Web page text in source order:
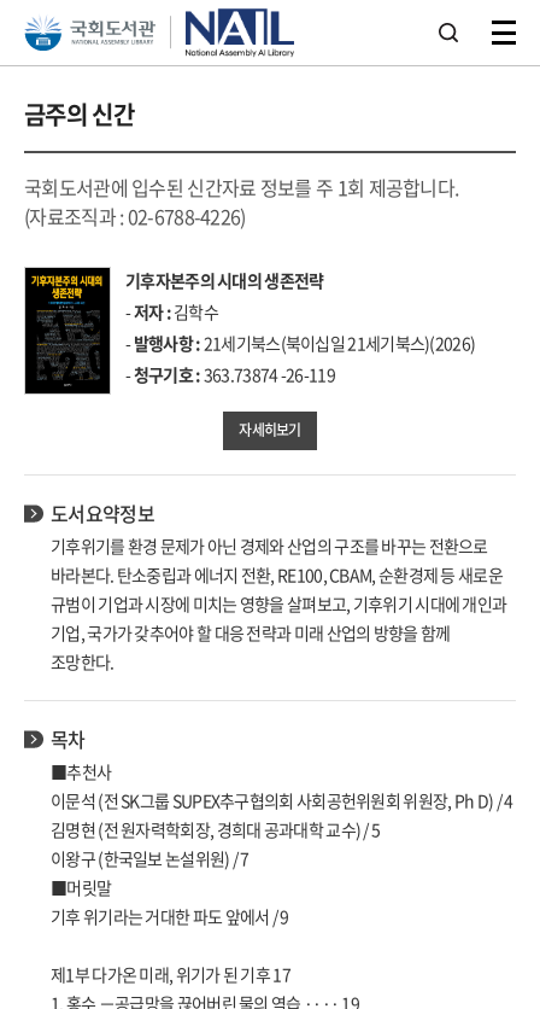
본문 바로가기주메뉴 바로가기
금주의 신간
국회도서관에 입수된 신간자료 정보를 주 1회 제공합니다.
(자료조직과 : 02-6788-4226)
기후자본주의 시대의 생존전략
-저자 :김학수
-발행사항 :21세기북스(북이십일 21세기북스)(2026)
-청구기호 :363.73874 -26-119
자세히보기
도서요약정보
기후위기를 환경 문제가 아닌 경제와 산업의 구조를 바꾸는 전환으로
바라본다. 탄소중립과 에너지 전환, RE100, CBAM, 순환경제 등 새로운
규범이 기업과 시장에 미치는 영향을 살펴보고, 기후위기 시대에 개인과
기업, 국가가 갖추어야 할 대응 전략과 미래 산업의 방향을 함께
조망한다.
목차
■추천사
이문석 (전 SK그룹 SUPEX추구협의회 사회공헌위원회 위원장, Ph D) / 4
김명현 (전 원자력학회장, 경희대 공과대학 교수) / 5
이왕구 (한국일보 논설위원) / 7
■머릿말
기후 위기라는 거대한 파도 앞에서 / 9
제1부 다가온 미래, 위기가 된 기후 17
1. 홍수 －공급망을 끊어버린 물의 역습 ···· 19